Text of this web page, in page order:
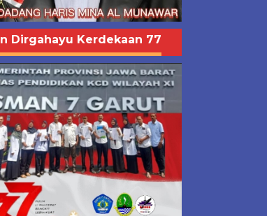
Dirgahayu Kerdekaan 77